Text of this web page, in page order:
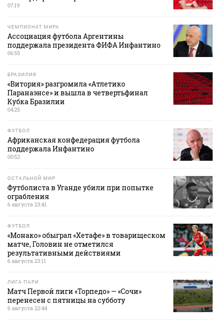
07:19
ЧЕМПИОНАТ МИРА
Ассоциация футбола Аргентины
поддержала президента ФИФА Инфантино
06:55
БРАЗИЛИЯ
«Витория» разгромила «Атлетико
Паранаэнсе» и вышла в четвертьфинал
Кубка Бразилии
04:25
ФУТБОЛ
Африканская конфедерация футбола
поддержала Инфантино
00:52
ОСТАЛЬНОЙ МИР
Футболиста в Уганде убили при попытке
ограбления
6 августа 23:41
ФУТБОЛ
«Монако» обыграл «Хетафе» в товарищеском
матче, Головин не отметился
результативными действиями
6 августа 23:11
ЛИГА ПАРИ
Матч Первой лиги «Торпедо» — «Сочи»
перенесен с пятницы на субботу
6 августа 22:44